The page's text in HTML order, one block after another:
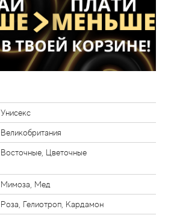
Унисекс
Великобритания
Восточные, Цветочные
Мимоза, Мед
Роза, Гелиотроп, Кардамон